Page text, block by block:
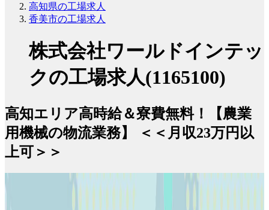
高知県の工場求人
香美市の工場求人
株式会社ワールドインテッ
クの工場求人(1165100)
高知エリア高時給＆寮費無料！【農業
用機械の物流業務】 ＜＜月収23万円以
上可＞＞